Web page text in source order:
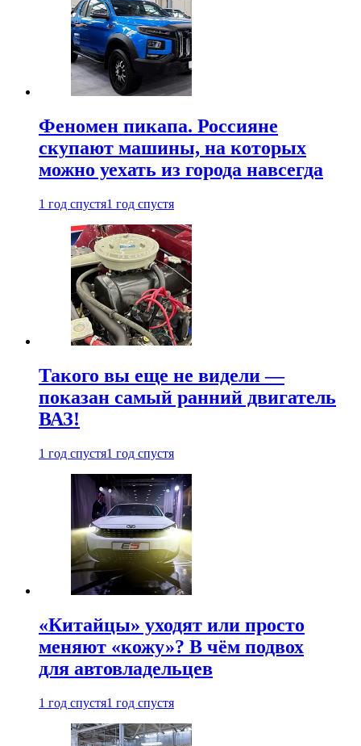
Феномен пикапа. Россияне
скупают машины, на которых
можно уехать из города навсегда
1 год спустя1 год спустя
Такого вы еще не видели —
показан самый ранний двигатель
ВАЗ!
1 год спустя1 год спустя
«Китайцы» уходят или просто
меняют «кожу»? В чём подвох
для автовладельцев
1 год спустя1 год спустя